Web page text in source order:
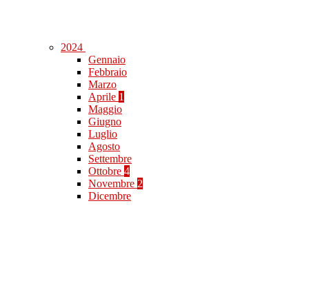
2024
Gennaio
Febbraio
Marzo
Aprile 1
Maggio
Giugno
Luglio
Agosto
Settembre
Ottobre 4
Novembre 2
Dicembre